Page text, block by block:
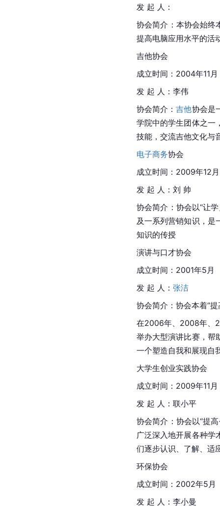
发 起 人：
协会简介：本协会始终
提高电脑应用水平的活
吉他协会
成立时间：2004年11月
发 起 人：李伟
协会简介：吉他协会是
学院中的学生团体之一
技能，交流吉他文化与
电子商务协会
成立时间：2009年12月
发 起 人：刘 帅
协会简介：协会以“让
及一系列营销知识，是
知识的传授
演讲与口才协会
成立时间：2001年5月
发 起 人： 张洁
协会简介：协会本着“
在2006年、2008年、
举办大型演讲比赛，帮
一个塑造自我和展现自
大学生创业实践协会
成立时间：2009年11月
发 起 人：联小平
协会简介：协会以“提
广泛深入地开展各种学
们逐步认识、了解、适
环保协会
成立时间：2002年5月
发 起 人：李小曼